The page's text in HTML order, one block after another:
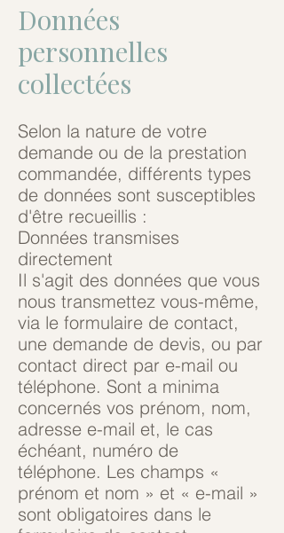
Données
personnelles
collectées
Selon la nature de votre
demande ou de la prestation
commandée, différents types
de données sont susceptibles
d'être recueillis :
Données transmises
directement
Il s'agit des données que vous
nous transmettez vous-même,
via le formulaire de contact,
une demande de devis, ou par
contact direct par e-mail ou
téléphone. Sont a minima
concernés vos prénom, nom,
adresse e-mail et, le cas
échéant, numéro de
téléphone. Les champs «
prénom et nom » et « e-mail »
sont obligatoires dans le